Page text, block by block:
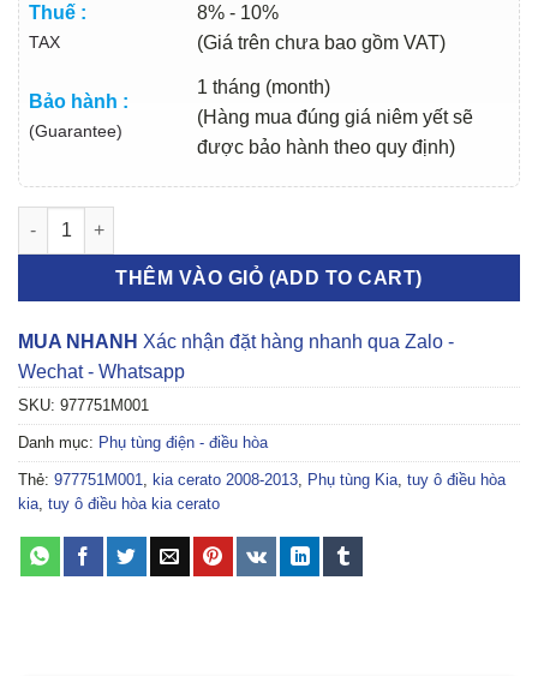
Thuế :
TAX
8% - 10%
(Giá trên chưa bao gồm VAT)
Bảo hành :
(Guarantee)
1 tháng (month)
(Hàng mua đúng giá niêm yết sẽ
được bảo hành theo quy định)
TUY Ô ĐIỀU HÒA KIA CERATO 2008-2013 | 977751M001 số
THÊM VÀO GIỎ (ADD TO CART)
MUA NHANH Xác nhận đặt hàng nhanh qua Zalo -
Wechat - Whatsapp
SKU: 977751M001
Danh mục: Phụ tùng điện - điều hòa
Thẻ: 977751M001 kia cerato 2008-2013 Phụ tùng Kia tuy ô điều hòa
kia tuy ô điều hòa kia cerato